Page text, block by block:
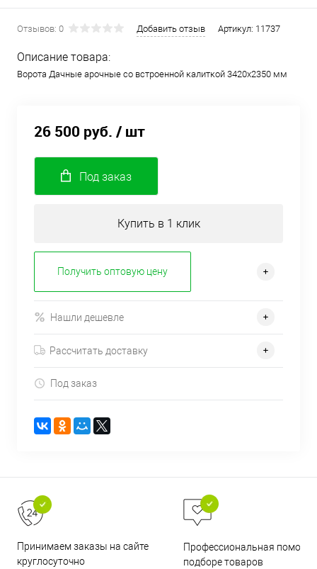
Отзывов: 0 Добавить отзыв Артикул: 11737
Описание товара:
Ворота Дачные арочные со встроенной калиткой 3420х2350 мм
26 500 руб. / шт
Под заказ
Купить в 1 клик
Получить оптовую цену
Нашли дешевле
Рассчитать доставку
Под заказ
Принимаем заказы на сайте
круглосуточно
Профессиональная помощь
подборе товаров